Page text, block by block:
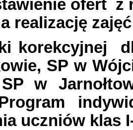
ofert z
realizację zajęć
korekcyjnej
SP w
SP w
uczniów klas